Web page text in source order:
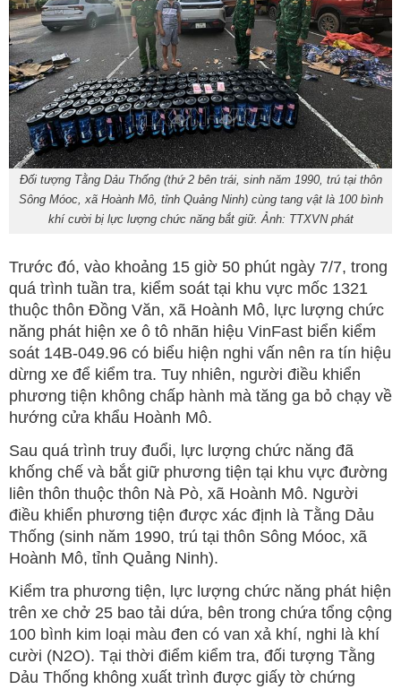
Đối tượng Tằng Dảu Thống (thứ 2 bên trái, sinh năm 1990, trú tại thôn
Sông Móoc, xã Hoành Mô, tỉnh Quảng Ninh) cùng tang vật là 100 bình
khí cười bị lực lượng chức năng bắt giữ. Ảnh: TTXVN phát
Trước đó, vào khoảng 15 giờ 50 phút ngày 7/7, trong
quá trình tuần tra, kiểm soát tại khu vực mốc 1321
thuộc thôn Đồng Văn, xã Hoành Mô, lực lượng chức
năng phát hiện xe ô tô nhãn hiệu VinFast biển kiểm
soát 14B-049.96 có biểu hiện nghi vấn nên ra tín hiệu
dừng xe để kiểm tra. Tuy nhiên, người điều khiển
phương tiện không chấp hành mà tăng ga bỏ chạy về
hướng cửa khẩu Hoành Mô.
Sau quá trình truy đuổi, lực lượng chức năng đã
khống chế và bắt giữ phương tiện tại khu vực đường
liên thôn thuộc thôn Nà Pò, xã Hoành Mô. Người
điều khiển phương tiện được xác định là Tằng Dảu
Thống (sinh năm 1990, trú tại thôn Sông Móoc, xã
Hoành Mô, tỉnh Quảng Ninh).
Kiểm tra phương tiện, lực lượng chức năng phát hiện
trên xe chở 25 bao tải dứa, bên trong chứa tổng cộng
100 bình kim loại màu đen có van xả khí, nghi là khí
cười (N2O). Tại thời điểm kiểm tra, đối tượng Tằng
Dảu Thống không xuất trình được giấy tờ chứng